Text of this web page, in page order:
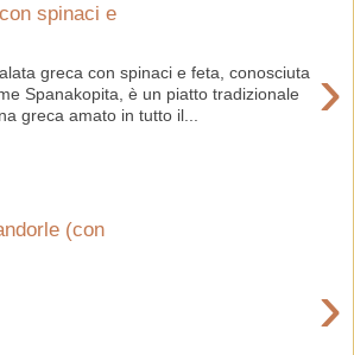
spinaci e
›
greca con spinaci e feta, conosciuta
Spanakopita, è un piatto tradizionale
greca amato in tutto il...
(con
›